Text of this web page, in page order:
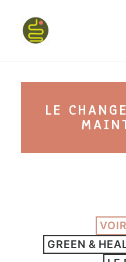
LE
GREEN &